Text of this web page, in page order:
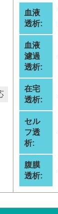
血液
透析:
血液
濾過
透析:
在宅
透析:
セル
フ透
析:
腹膜
透析: